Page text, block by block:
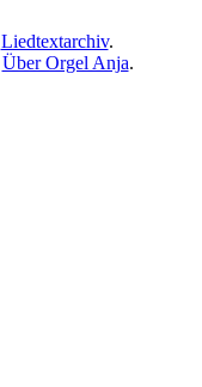
Liedtextarchiv.
Über Orgel Anja.